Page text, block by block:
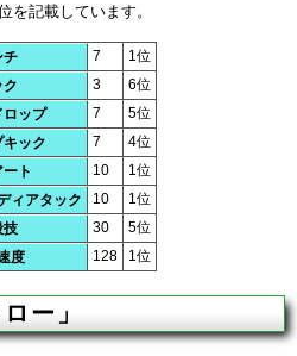
を記載しています。
チ 7
1位
ク
3
6位
ロップ
7
5位
キック
7
4位
ト
10
1位
ィアタック
10
1位
技
30
5位
度
128 1位
ー」